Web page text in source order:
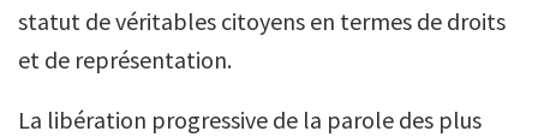
statut de véritables citoyens en termes de droits
et de représentation.
La libération progressive de la parole des plus